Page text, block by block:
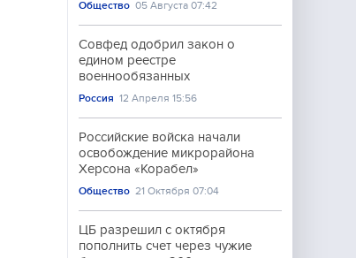
Общество 05 Августа 07:42
Совфед одобрил закон о
едином реестре
военнообязанных
Россия 12 Апреля 15:56
Российские войска начали
освобождение микрорайона
Херсона «Корабел»
Общество 21 Октября 07:04
ЦБ разрешил с октября
пополнить счет через чужие